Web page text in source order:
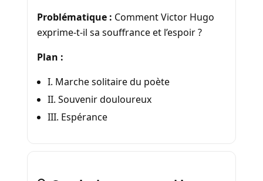
Problématique : Comment Victor Hugo
exprime-t-il sa souffrance et l’espoir ?
Plan :
I. Marche solitaire du poète
II. Souvenir douloureux
III. Espérance